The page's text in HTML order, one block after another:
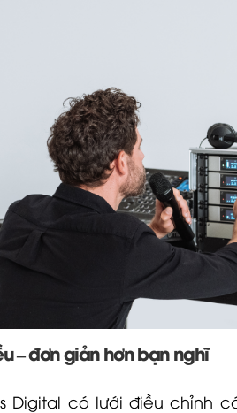
– đơn giản hơn bạn nghĩ
Digital có lưới điều chỉnh